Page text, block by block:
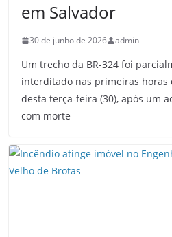
em Salvador
30 de junho de 2026 admin
Um trecho da BR-324 foi
interditado nas primeiras horas
desta terça-feira (30), após um
com morte